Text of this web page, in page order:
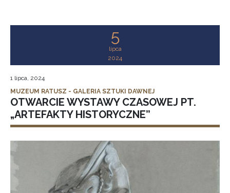
5
lipca
2024
1 lipca, 2024
MUZEUM RATUSZ - GALERIA SZTUKI DAWNEJ
OTWARCIE WYSTAWY CZASOWEJ PT.
„ARTEFAKTY HISTORYCZNE”